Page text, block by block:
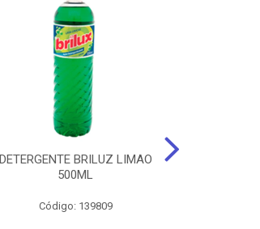
DETERGENTE BRILUZ LIMAO
500ML
Código: 139809